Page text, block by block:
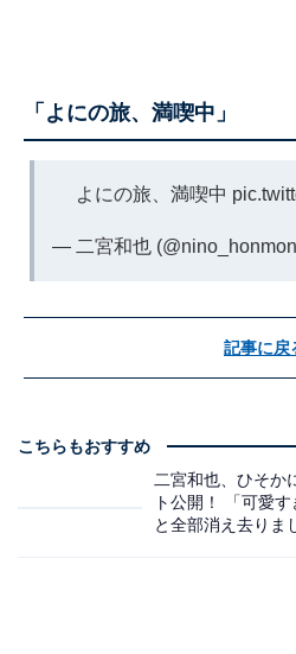
「よにの旅、満喫中」
よにの旅、満喫中
— 二宮和也
記事に戻
こちらもおすすめ
二宮和也、ひそか
ト公開！ 「可愛
と全部消え去りま